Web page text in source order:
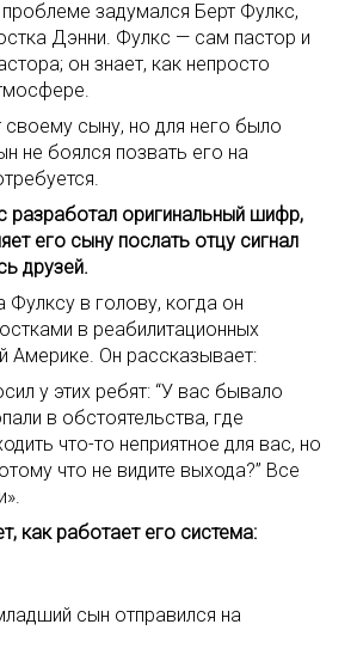
задумался Берт Фулкс,
Дэнни. Фулкс — сам пастор и
он знает, как непросто
сыну, но для него было
не боялся позвать его на
разработал оригинальный шифр,
его сыну послать отцу сигнал
друзей.
Фулксу в голову, когда он
в реабилитационных
Америке. Он рассказывает:
у этих ребят: “У вас бывало
в обстоятельства, где
что-то неприятное для вас, но
что не видите выхода?” Все
как работает его система:
сын отправился на